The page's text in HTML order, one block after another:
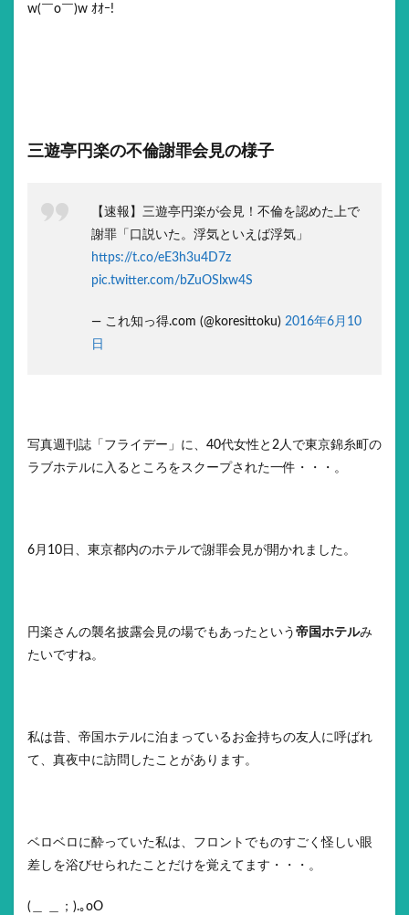
w(￣o￣)w ｵｵｰ!
三遊亭円楽の不倫謝罪会見の様子
【速報】三遊亭円楽が会見！不倫を認めた上で
謝罪「口説いた。浮気といえば浮気」
https://t.co/eE3h3u4D7z
pic.twitter.com/bZuOSlxw4S
— これ知っ得.com (@koresittoku) 2016年6月10
日
写真週刊誌「フライデー」に、40代女性と2人で東京錦糸町の
ラブホテルに入るところをスクープされた一件・・・。
6月10日、東京都内のホテルで謝罪会見が開かれました。
円楽さんの襲名披露会見の場でもあったという 帝国ホテルみ
たいですね。
私は昔、帝国ホテルに泊まっているお金持ちの友人に呼ばれ
て、真夜中に訪問したことがあります。
ベロベロに酔っていた私は、フロントでものすごく怪しい眼
差しを浴びせられたことだけを覚えてます・・・。
(＿ ＿；).｡oO